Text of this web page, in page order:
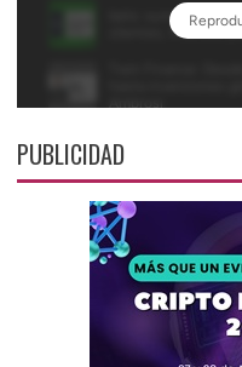
PUBLICIDAD